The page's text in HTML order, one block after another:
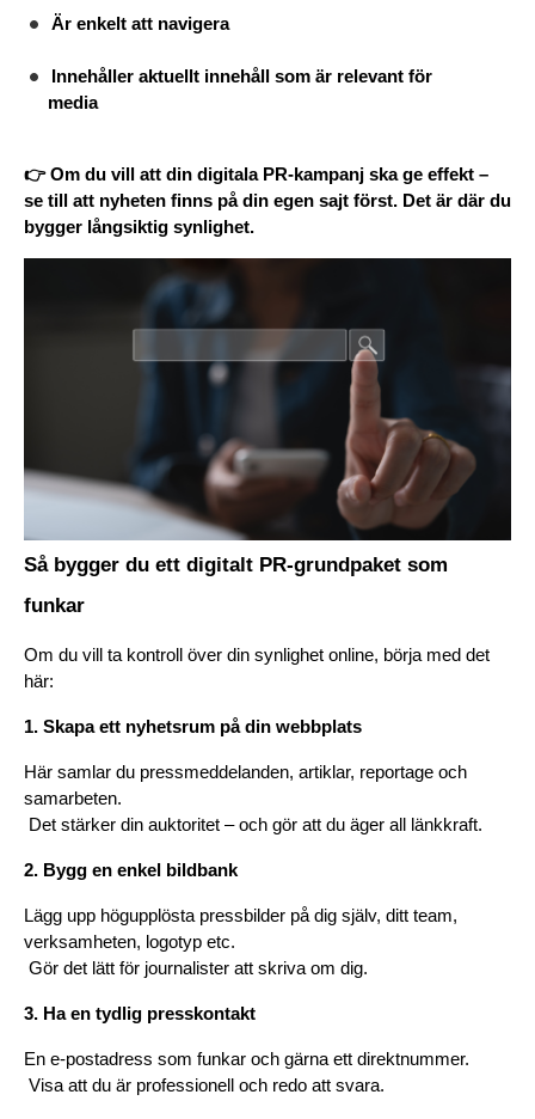
Är enkelt att navigera
Innehåller aktuellt innehåll som är relevant för
media
👉 Om du vill att din digitala PR-kampanj ska ge effekt –
se till att nyheten finns på din egen sajt först. Det är där du
bygger långsiktig synlighet.
Så bygger du ett digitalt PR-grundpaket som
funkar
Om du vill ta kontroll över din synlighet online, börja med det
här:
1. Skapa ett nyhetsrum på din webbplats
Här samlar du pressmeddelanden, artiklar, reportage och
samarbeten.
Det stärker din auktoritet – och gör att du äger all länkkraft.
2. Bygg en enkel bildbank
Lägg upp högupplösta pressbilder på dig själv, ditt team,
verksamheten, logotyp etc.
Gör det lätt för journalister att skriva om dig.
3. Ha en tydlig presskontakt
En e-postadress som funkar och gärna ett direktnummer.
Visa att du är professionell och redo att svara.